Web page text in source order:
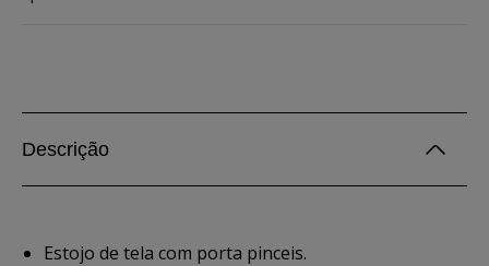
Descrição
Estojo de tela com porta pinceis.